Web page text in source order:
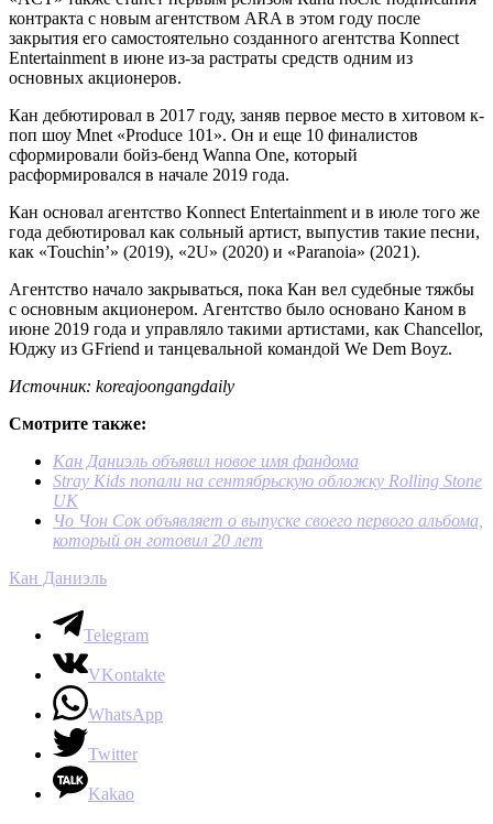
контракта с новым агентством ARA в этом году после
закрытия его самостоятельно созданного агентства Konnect
Entertainment в июне из-за растраты средств одним из
основных акционеров.
Кан дебютировал в 2017 году, заняв первое место в хитовом к-
поп шоу Mnet «Produce 101». Он и еще 10 финалистов
сформировали бойз-бенд Wanna One, который
расформировался в начале 2019 года.
Кан основал агентство Konnect Entertainment и в июле того же
года дебютировал как сольный артист, выпустив такие песни,
как «Touchin’» (2019), «2U» (2020) и «Paranoia» (2021).
Агентство начало закрываться, пока Кан вел судебные тяжбы
с основным акционером. Агентство было основано Каном в
июне 2019 года и управляло такими артистами, как Chancellor,
Юджу из GFriend и танцевальной командой We Dem Boyz.
Источник: koreajoongangdaily
Смотрите также:
Кан Даниэль объявил новое имя фандома
Stray Kids попали на сентябрьскую обложку Rolling Stone
UK
Чо Чон Сок объявляет о выпуске своего первого альбома,
который он готовил 20 лет
Кан Даниэль
Telegram
VKontakte
WhatsApp
Twitter
Kakao